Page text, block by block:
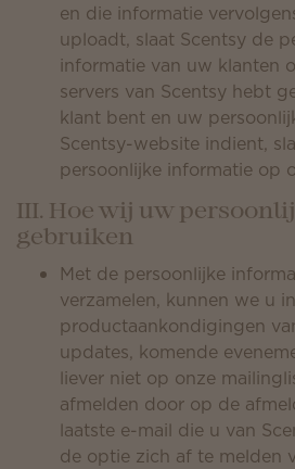
en die informatie
uploadt, slaat Scentsy de
informatie van uw klanten
servers van Scentsy hebt
klant bent en uw
Scentsy-website indient,
persoonlijke informatie op
III. Hoe wij uw
gebruiken
Met de persoonlijke
verzamelen, kunnen we u
productaankondigingen
updates, komende
liever niet op onze
afmelden door op de
laatste e-mail die u van
de optie zich af te melden